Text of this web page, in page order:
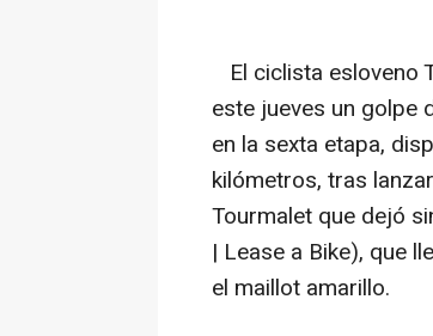
El ciclista esloveno
este jueves un golpe
en la sexta etapa,
kilómetros, tras
Tourmalet que dejó
| Lease a Bike), que
el maillot amarillo.